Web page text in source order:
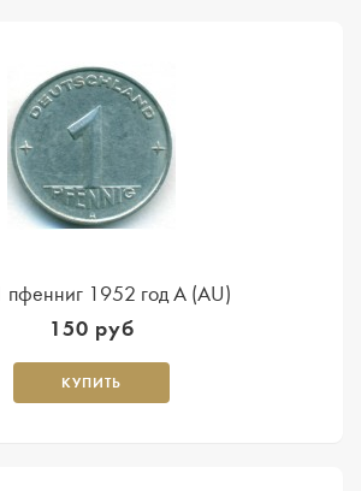
пфенниг 1952 год А (AU)
150 руб
КУПИТЬ